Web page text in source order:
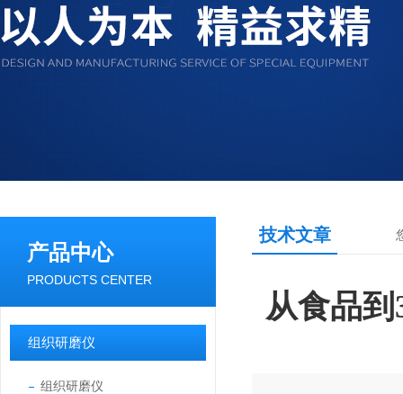
产品中心
PRODUCTS CENTER
组织研磨仪
组织研磨仪
技术文章
从食品